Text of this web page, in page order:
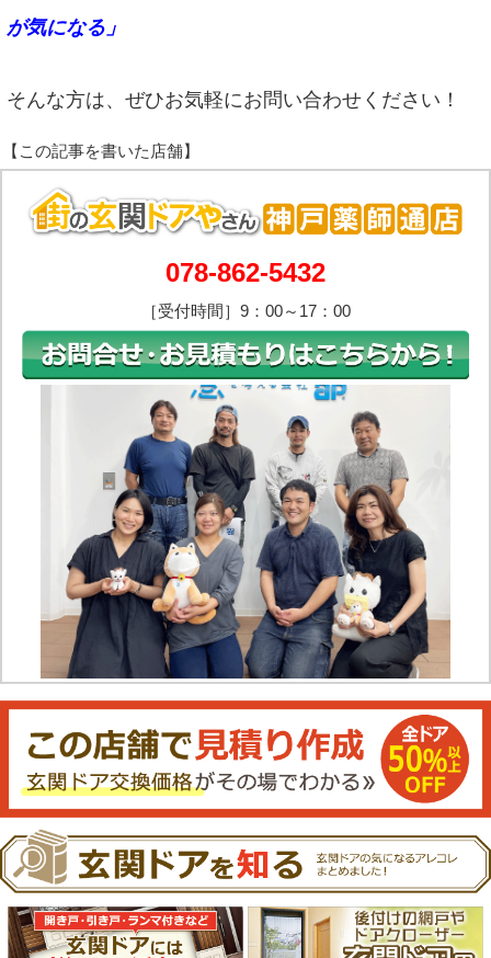
が気になる」
そんな方は、ぜひお気軽にお問い合わせください！
078-862-5432
［受付時間］9：00～17：00